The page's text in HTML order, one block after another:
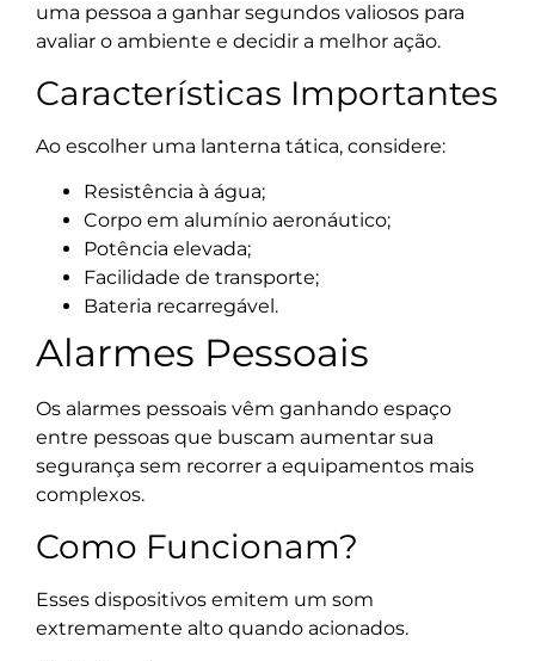
uma pessoa a ganhar segundos valiosos para
avaliar o ambiente e decidir a melhor ação.
Características Importantes
Ao escolher uma lanterna tática, considere:
Resistência à água;
Corpo em alumínio aeronáutico;
Potência elevada;
Facilidade de transporte;
Bateria recarregável.
Alarmes Pessoais
Os alarmes pessoais vêm ganhando espaço
entre pessoas que buscam aumentar sua
segurança sem recorrer a equipamentos mais
complexos.
Como Funcionam?
Esses dispositivos emitem um som
extremamente alto quando acionados.